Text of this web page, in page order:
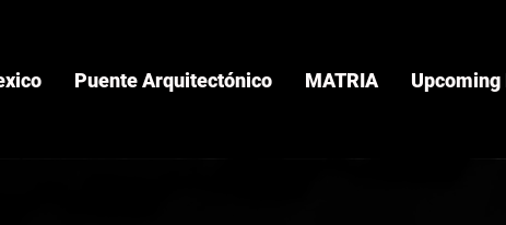
Puente Arquitectónico MATRIA Upcoming